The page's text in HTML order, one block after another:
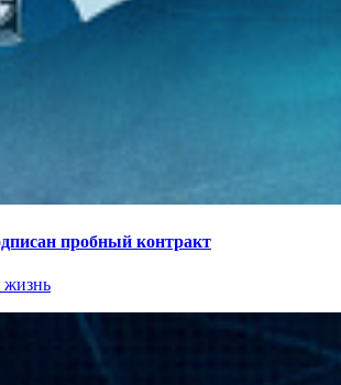
пробный контракт
жизнь